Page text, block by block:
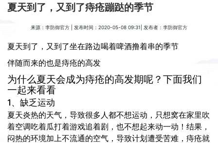
夏天到了，又到了痔疮蹦跶的季节
来源： 李防御官方 | 发布时间：2020-05-08 09:31| 发布者： 李防御官方
夏天到了，又到了坐在路边喝着啤酒撸着串的季节
伴随而来的也是痔疮的高发
为什么夏天会成为痔疮的高发期呢？下面我们
一起来看看
1、缺乏运动
夏天炎热的天气，导致很多人都不想运动，只想窝在家里吹
着空调吃着瓜打着游戏追着剧，也不想起来动一动！结果，
闷热的环境加上不流通的空气，导致计划遭受苦难，痔疮就